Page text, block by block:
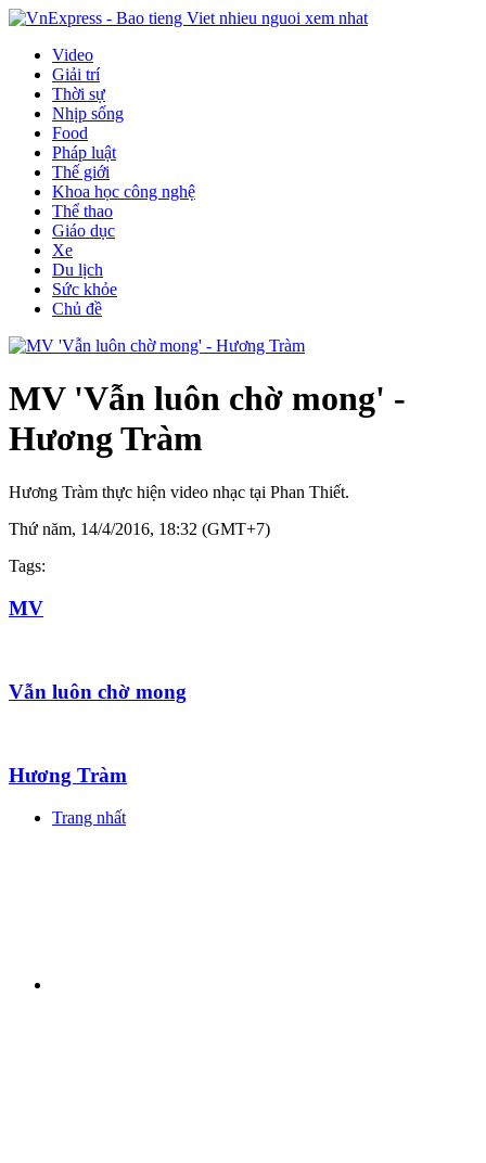
Video
Giải trí
Thời sự
Nhịp sống
Food
Pháp luật
Thế giới
Khoa học công nghệ
Thể thao
Giáo dục
Xe
Du lịch
Sức khỏe
Chủ đề
MV 'Vẫn luôn chờ mong' -
Hương Tràm
Hương Tràm thực hiện video nhạc tại Phan Thiết.
Thứ năm, 14/4/2016, 18:32 (GMT+7)
Tags:
MV
Vẫn luôn chờ mong
Hương Tràm
Trang nhất